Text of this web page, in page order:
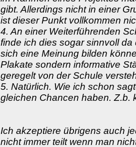
gibt. Allerdings nicht in einer
ist dieser Punkt vollkommen
4. An einer Weiterführenden
finde ich dies sogar sinnvoll
sich eine Meinung bilden
Plakate sondern informative
geregelt von der Schule
5. Natürlich. Wie ich schon
gleichen Chancen haben. Z.b.
Ich akzeptiere übrigens auch
nicht immer teilt wenn man